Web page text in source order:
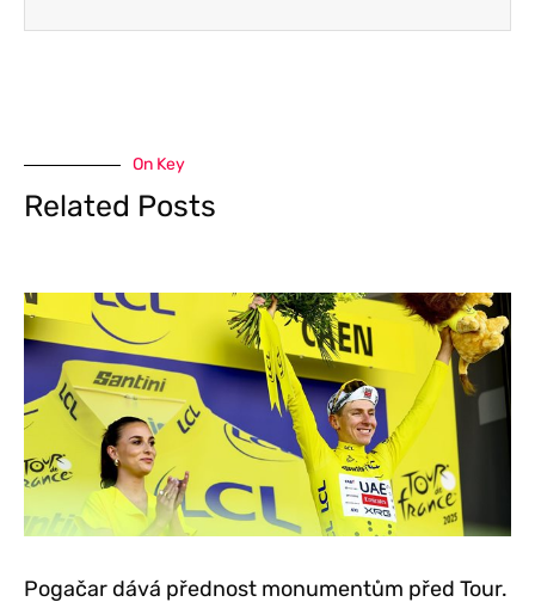
On Key
Related Posts
Pogačar dává přednost monumentům před Tour.